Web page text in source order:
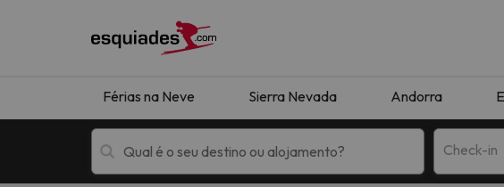
Férias na Neve Sierra Nevada Andorra
Check-in